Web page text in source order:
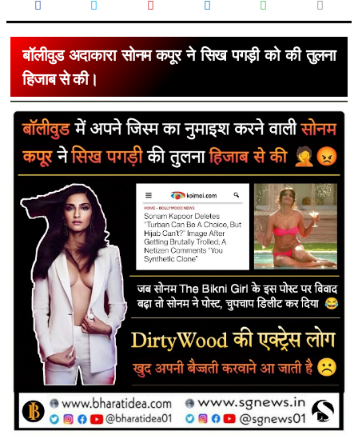
बॉलीवुड अदाकारा सोनम कपूर ने सिख पगड़ी को की तुलना
हिजाब से की।